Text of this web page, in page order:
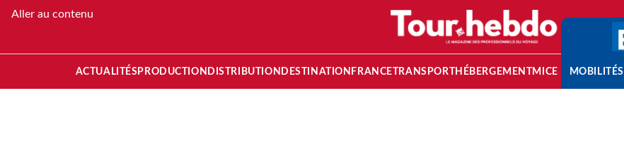
Aller au contenu
ACTUALITÉS PRODUCTION DISTRIBUTION DESTINATION FRANCETRANSPORT HÉBERGEMENTMICE MOBILITÉS